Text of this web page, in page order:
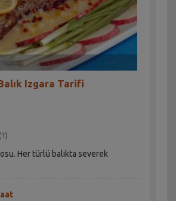
Izgara Tarifi
(1)
Her türlü balıkta severek